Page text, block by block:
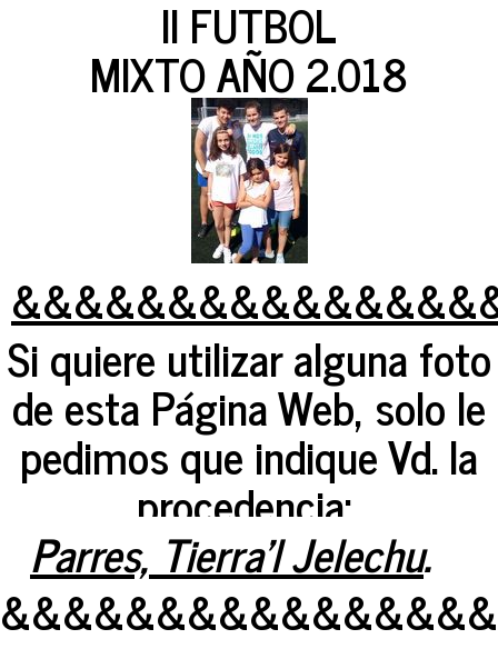
II FUTBOL
MIXTO AÑO 2.018
Si quiere utilizar alguna foto
de esta Página Web, solo le
pedimos que indique Vd. la
procedencia:
Parres, Tierra'l Jelechu.